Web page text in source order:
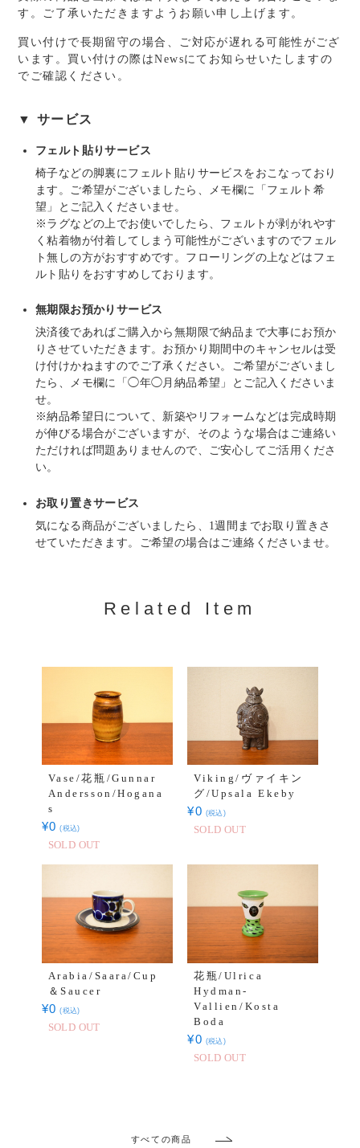
す。ご了承いただきますようお願い申し上げます。
買い付けで長期留守の場合、ご対応が遅れる可能性がござ
います。買い付けの際はNewsにてお知らせいたしますの
でご確認ください。
▼ サービス
フェルト貼りサービス
椅子などの脚裏にフェルト貼りサービスをおこなっており
ます。ご希望がございましたら、メモ欄に「フェルト希
望」とご記入くださいませ。
※ラグなどの上でお使いでしたら、フェルトが剥がれやす
く粘着物が付着してしまう可能性がございますのでフェル
ト無しの方がおすすめです。フローリングの上などはフェ
ルト貼りをおすすめしております。
無期限お預かりサービス
決済後であればご購入から無期限で納品まで大事にお預か
りさせていただきます。お預かり期間中のキャンセルは受
け付けかねますのでご了承ください。ご希望がございまし
たら、メモ欄に「◯年◯月納品希望」とご記入くださいま
せ。
※納品希望日について、新築やリフォームなどは完成時期
が伸びる場合がございますが、そのような場合はご連絡い
ただければ問題ありませんので、ご安心してご活用くださ
い。
お取り置きサービス
気になる商品がございましたら、1週間までお取り置きさ
せていただきます。ご希望の場合はご連絡くださいませ。
Related Item
SOLD OUT
Vase/花瓶/Gunnar
Andersson/Hogana
s
¥0 (税込) SOLD OUT
Viking/ヴァイキン
グ/Upsala Ekeby
¥0 (税込)
SOLD OUT
Arabia/Saara/Cup
＆Saucer
¥0 (税込)
SOLD OUT
花瓶/Ulrica
Hydman-
Vallien/Kosta
Boda
¥0 (税込)
すべての商品